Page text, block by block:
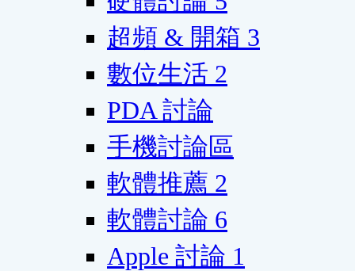
超頻 & 開箱 3
數位生活 2
PDA 討論
手機討論區
軟體推薦 2
軟體討論 6
Apple 討論 1